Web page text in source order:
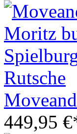
449,95